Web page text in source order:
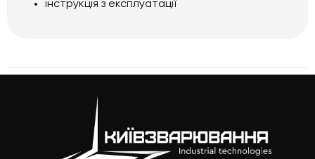
інструкція з експлуатації